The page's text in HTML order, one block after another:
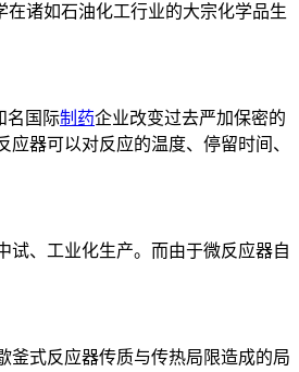
在诸如石油化工行业的大宗化学品生
名国际制药企业改变过去严加保密的
器可以对反应的温度、停留时间、
、工业化生产。而由于微反应器自
式反应器传质与传热局限造成的局